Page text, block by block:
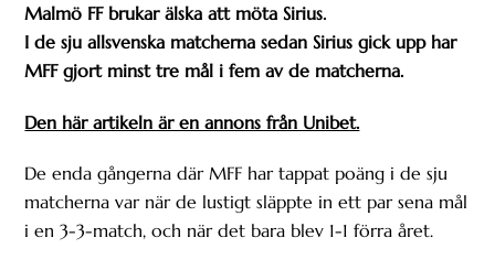
Malmö FF brukar älska att möta Sirius.
I de sju allsvenska matcherna sedan Sirius gick upp har
MFF gjort minst tre mål i fem av de matcherna.
Den här artikeln är en annons från Unibet.
De enda gångerna där MFF har tappat poäng i de sju
matcherna var när de lustigt släppte in ett par sena mål
i en 3-3-match, och när det bara blev 1-1 förra året.